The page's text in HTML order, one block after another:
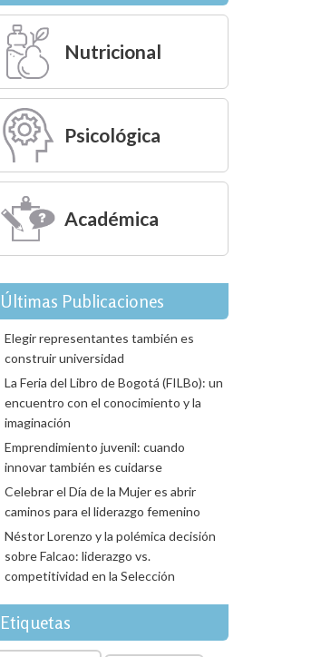
Nutricional
Psicológica
Académica
Últimas Publicaciones
Elegir representantes también es
construir universidad
La Feria del Libro de Bogotá (FILBo): un
encuentro con el conocimiento y la
imaginación
Emprendimiento juvenil: cuando
innovar también es cuidarse
Celebrar el Día de la Mujer es abrir
caminos para el liderazgo femenino
Néstor Lorenzo y la polémica decisión
sobre Falcao: liderazgo vs.
competitividad en la Selección
Etiquetas